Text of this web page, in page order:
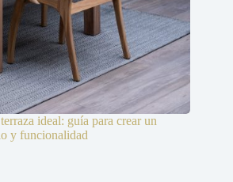
ideal: guía para crear un
y funcionalidad